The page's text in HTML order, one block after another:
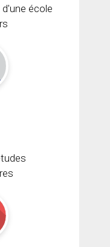
école